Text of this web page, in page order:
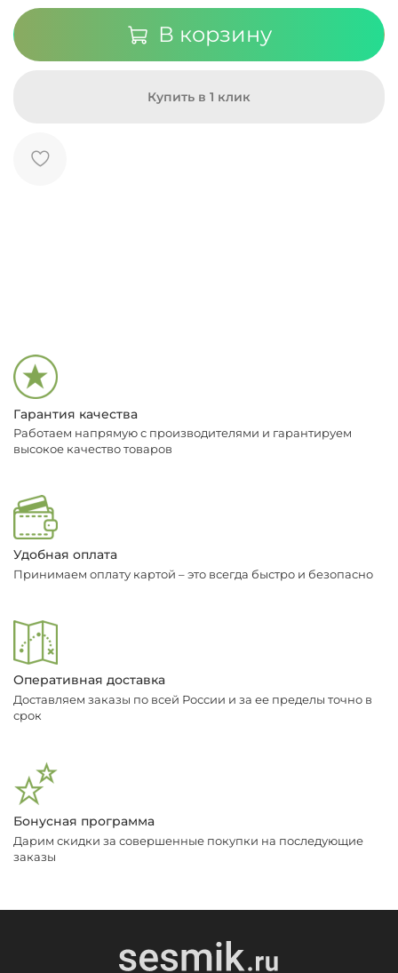
В корзину
Купить в 1 клик
Гарантия качества
Работаем напрямую с производителями и гарантируем
высокое качество товаров
Удобная оплата
Принимаем оплату картой – это всегда быстро и безопасно
Оперативная доставка
Доставляем заказы по всей России и за ее пределы точно в
срок
Бонусная программа
Дарим скидки за совершенные покупки на последующие
заказы